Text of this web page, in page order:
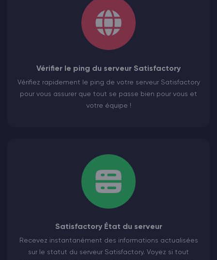
Vérifier le ping du serveur Satisfactory
Vérifiez rapidement le ping de votre serveur Satisfactory
pour vous assurer que tout se passe bien pour vous et
votre équipe !
Satisfactory État du serveur
Recevez instantanément des informations actualisées
sur le statut du serveur Satisfactory. Voyez si tout